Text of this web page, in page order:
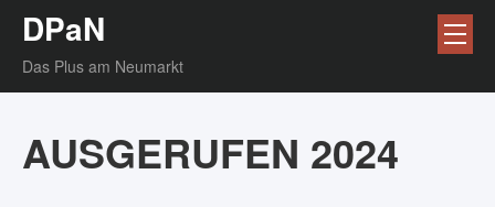
DPaN
Das Plus am Neumarkt
AUSGERUFEN 2024